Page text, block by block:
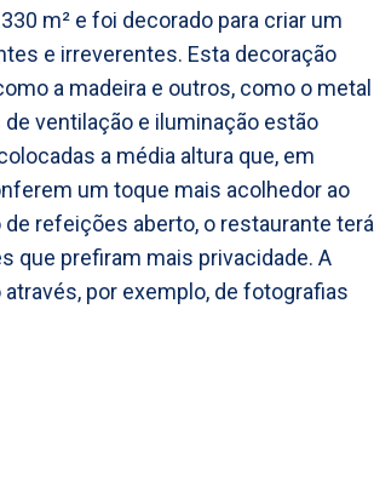
m² e foi decorado para criar um
e irreverentes. Esta decoração
a madeira e outros, como o metal
ventilação e iluminação estão
a média altura que, em
um toque mais acolhedor ao
refeições aberto, o restaurante terá
que prefiram mais privacidade. A
por exemplo, de fotografias